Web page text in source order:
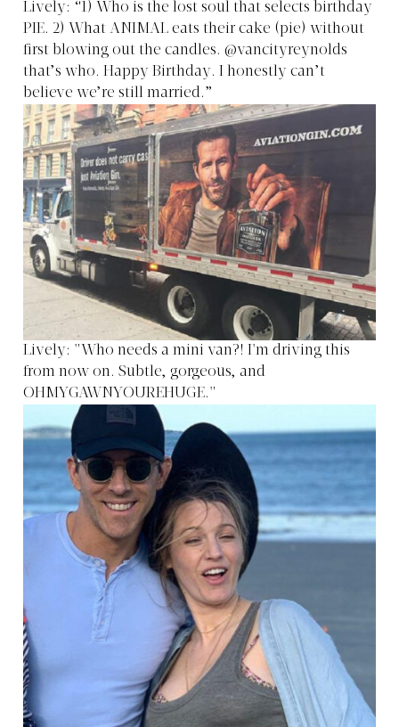
Lively: “1) Who is the lost soul that selects birthday
PIE. 2) What ANIMAL eats their cake (pie) without
first blowing out the candles. @vancityreynolds
that’s who. Happy Birthday. I honestly can’t
believe we’re still married.”
Lively: "Who needs a mini van?! I'm driving this
from now on. Subtle, gorgeous, and
OHMYGAWNYOUREHUGE."